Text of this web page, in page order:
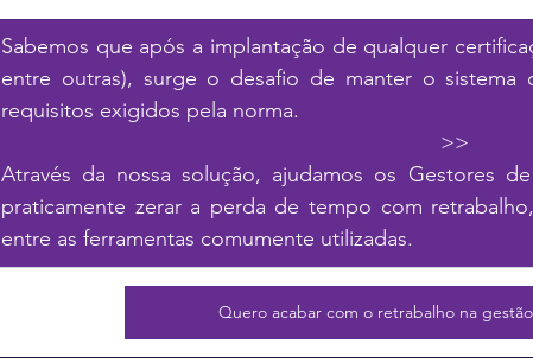
Sabemos que após a implantação de qualquer
entre outras), surge o desafio de manter o
Através da nossa solução, ajudamos os Gestores
praticamente zerar a perda de tempo com
entre as ferramentas comumente utilizadas.
Quero acabar com o retrabalho na